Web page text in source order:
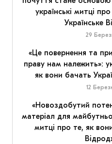
українські митці
Українське
29
«Це повернення та
праву нам належить»:
як вони бачать
12
«Новоздобутий
матеріал для
митці про те, як